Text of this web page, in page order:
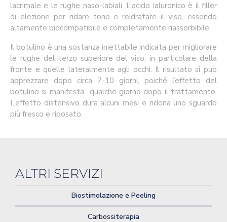
lacrimale e le rughe naso-labiali. L’acido ialuronico è il filler
di elezione per ridare tono e reidratare il viso, essendo
altamente biocompatibile e completamente riassorbibile.
Il botulino è una sostanza iniettabile indicata per migliorare
le rughe del terzo superiore del viso, in particolare della
fronte e quelle lateralmente agli occhi. Il risultato si può
apprezzare dopo circa 7-10 giorni, poiché l’effetto del
botulino si manifesta qualche giorno dopo il trattamento.
L’effetto distensivo dura alcuni mesi e ridona uno sguardo
più fresco e riposato.
ALTRI SERVIZI
Biostimolazione e Peeling
Carbossiterapia